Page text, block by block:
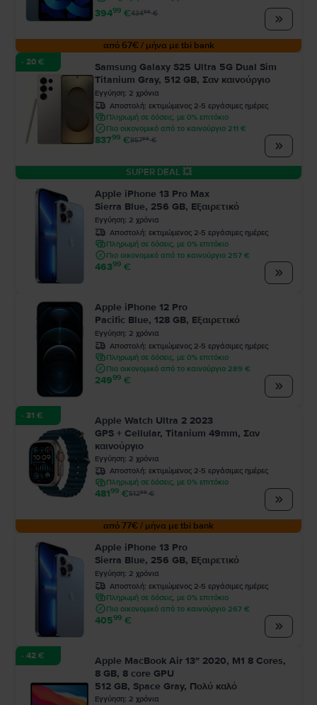
39499 €43499€
από 67€ / μήνα με tbi bank
- 20 €
Samsung Galaxy S25 Ultra 5G Dual Sim
Titanium Gray, 512 GB, Σαν καινούργιο
Εγγύηση: 2 χρόνια
Αποστολή: εκτιμώμενος 2-5 εργάσιμες ημέρες
Πληρωμή σε δόσεις, με 0% επιτόκιο
Πιο οικονομικό από το καινούργιο 211 €
83799 €85799€
SUPER DEAL 💥
Apple iPhone 13 Pro Max
Sierra Blue, 256 GB, Εξαιρετικό
Εγγύηση: 2 χρόνια
Αποστολή: εκτιμώμενος 2-5 εργάσιμες ημέρες
Πληρωμή σε δόσεις, με 0% επιτόκιο
Πιο οικονομικό από το καινούργιο 257 €
46399 €
Apple iPhone 12 Pro
Pacific Blue, 128 GB, Εξαιρετικό
Εγγύηση: 2 χρόνια
Αποστολή: εκτιμώμενος 2-5 εργάσιμες ημέρες
Πληρωμή σε δόσεις, με 0% επιτόκιο
Πιο οικονομικό από το καινούργιο 289 €
24999 €
- 31 €
Apple Watch Ultra 2 2023
GPS + Cellular, Titanium 49mm, Σαν
καινούργιο
Εγγύηση: 2 χρόνια
Αποστολή: εκτιμώμενος 2-5 εργάσιμες ημέρες
Πληρωμή σε δόσεις, με 0% επιτόκιο
48199 €51299€
από 77€ / μήνα με tbi bank
Apple iPhone 13 Pro
Sierra Blue, 256 GB, Εξαιρετικό
Εγγύηση: 2 χρόνια
Αποστολή: εκτιμώμενος 2-5 εργάσιμες ημέρες
Πληρωμή σε δόσεις, με 0% επιτόκιο
Πιο οικονομικό από το καινούργιο 267 €
40599 €
- 42 €
Apple MacBook Air 13″ 2020, M1 8 Cores,
8 GB, 8 core GPU
512 GB, Space Gray, Πολύ καλό
Εγγύηση: 2 χρόνια